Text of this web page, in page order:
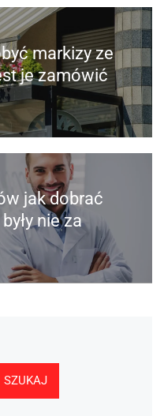
markizy ze
je zamówić
jak dobrać
nie za
SZUKAJ